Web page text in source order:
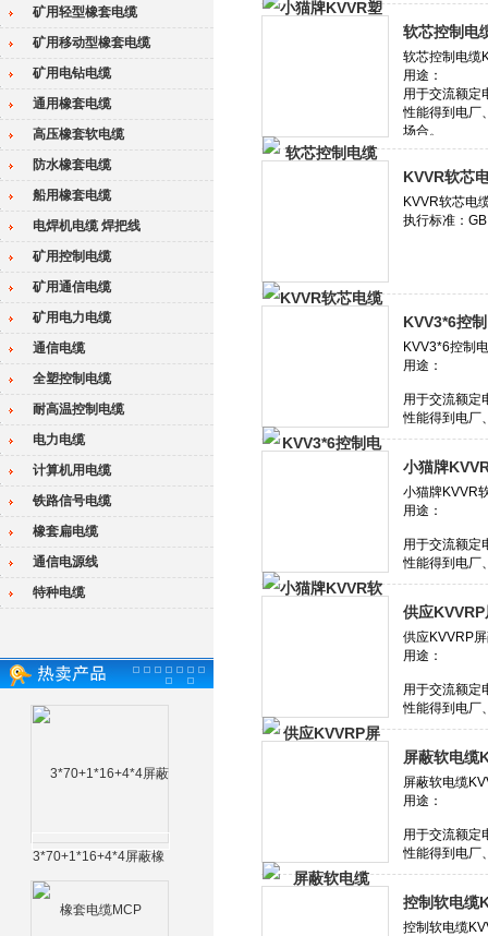
矿用轻型橡套电缆
矿用移动型橡套电缆
矿用电钻电缆
通用橡套电缆
高压橡套软电缆
防水橡套电缆
船用橡套电缆
电焊机电缆 焊把线
矿用控制电缆
矿用通信电缆
矿用电力电缆
通信电缆
全塑控制电缆
耐高温控制电缆
电力电缆
计算机用电缆
铁路信号电缆
橡套扁电缆
通信电源线
特种电缆
3*70+1*16+4*4屏蔽橡
软芯控制电
KVVR软芯
KVV3*6控
小猫牌
供应
屏蔽软电缆
控制软电缆